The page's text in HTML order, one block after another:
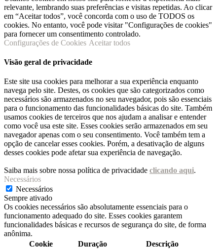
relevante, lembrando suas preferências e visitas repetidas. Ao clicar
em “Aceitar todos”, você concorda com o uso de TODOS os
cookies. No entanto, você pode visitar "Configurações de cookies"
para fornecer um consentimento controlado.
Configurações de Cookies Aceitar todos
Visão geral de privacidade
Este site usa cookies para melhorar a sua experiência enquanto
navega pelo site. Destes, os cookies que são categorizados como
necessários são armazenados no seu navegador, pois são essenciais
para o funcionamento das funcionalidades básicas do site. Também
usamos cookies de terceiros que nos ajudam a analisar e entender
como você usa este site. Esses cookies serão armazenados em seu
navegador apenas com o seu consentimento. Você também tem a
opção de cancelar esses cookies. Porém, a desativação de alguns
desses cookies pode afetar sua experiência de navegação.
Saiba mais sobre nossa política de privacidade clicando aqui.
Necessários
Necessários
Sempre ativado
Os cookies necessários são absolutamente essenciais para o
funcionamento adequado do site. Esses cookies garantem
funcionalidades básicas e recursos de segurança do site, de forma
anônima.
Cookie
Duração Descrição